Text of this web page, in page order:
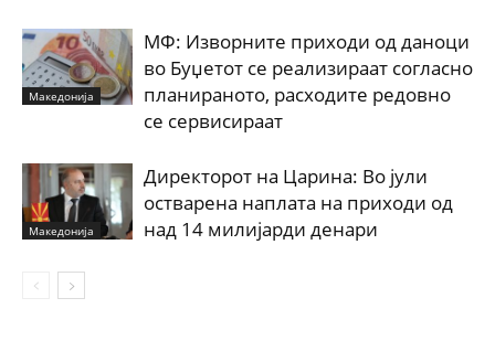
Македонија
МФ: Изворните приходи од даноци
во Буџетот се реализираат согласно
планираното, расходите редовно
се сервисираат
Македонија
Директорот на Царина: Во јули
остварена наплата на приходи од
над 14 милијарди денари